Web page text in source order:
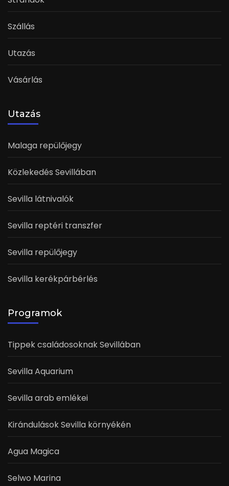
Szállás
Utazás
Vásárlás
Utazás
Malaga repülőjegy
Közlekedés Sevillában
Sevilla látnivalók
Sevilla reptéri transzfer
Sevilla repülőjegy
Sevilla kerékpárbérlés
Programok
Tippek családosoknak Sevillában
Sevilla Aquarium
Sevilla arab emlékei
Kirándulások Sevilla környékén
Agua Magica
Selwo Marina